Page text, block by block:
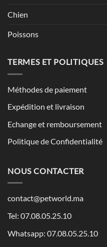
Chien
Poissons
TERMES ET POLITIQUES
Méthodes de paiement
Expédition et livraison
Echange et remboursement
Politique de Confidentialité
NOUS CONTACTER
contact@petworld.ma
Tel: 07.08.05.25.10
Whatsapp: 07.08.05.25.10